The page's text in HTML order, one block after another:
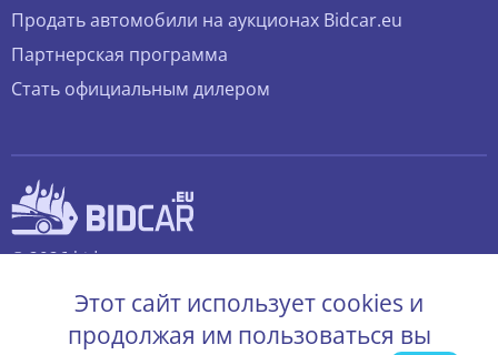
Продать автомобили на аукционах Bidcar.eu
Партнерская программа
Стать официальным дилером
© 2026 bidcar.eu
Этот сайт использует cookies и
продолжая им пользоваться вы